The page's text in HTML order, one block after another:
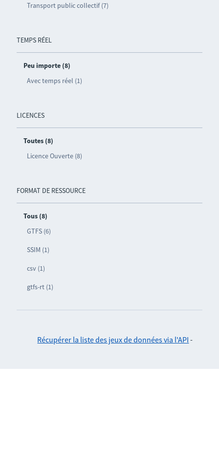
Transport public collectif (7)
TEMPS RÉEL
Peu importe (8)
Avec temps réel (1)
LICENCES
Toutes (8)
Licence Ouverte (8)
FORMAT DE RESSOURCE
Tous (8)
GTFS (6)
SSIM (1)
csv (1)
gtfs-rt (1)
Récupérer la liste des jeux de données via l'API -